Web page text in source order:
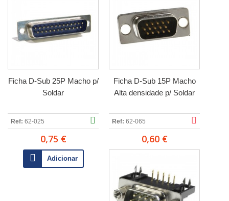
Ficha D-Sub 25P Macho p/
Soldar
Ref: 62-025
0,75 €
Adicionar
Ficha D-Sub 15P Macho
Alta densidade p/ Soldar
Ref: 62-065
0,60 €